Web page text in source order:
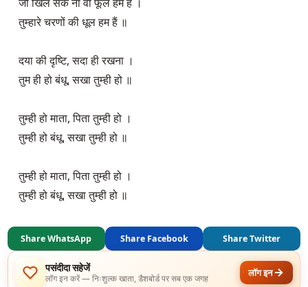
तुम्हारे चरणों की धूल हम हैं ॥
दया की दृष्टि, सदा ही रखना ।
तुम ही हो बंधू, सखा तुम्ही हो ॥
तुम्ही हो माता, पिता तुम्ही हो ।
तुम्ही हो बंधू, सखा तुम्ही हो ॥
तुम्ही हो माता, पिता तुम्ही हो ।
तुम्ही हो बंधू, सखा तुम्ही हो ॥
Share WhatsApp Share Facebook Share Twitter
पसंदीदा सहेजें
लॉग इन करें — निःशुल्क खाता, डैशबोर्ड पर सब एक जगह लॉग इन